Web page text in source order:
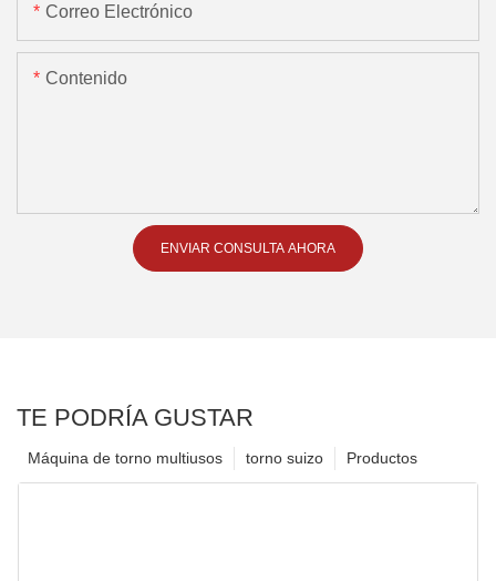
Correo Electrónico
Contenido
ENVIAR CONSULTA AHORA
TE PODRÍA GUSTAR
Productos
torno suizo
Máquina de torno multiusos